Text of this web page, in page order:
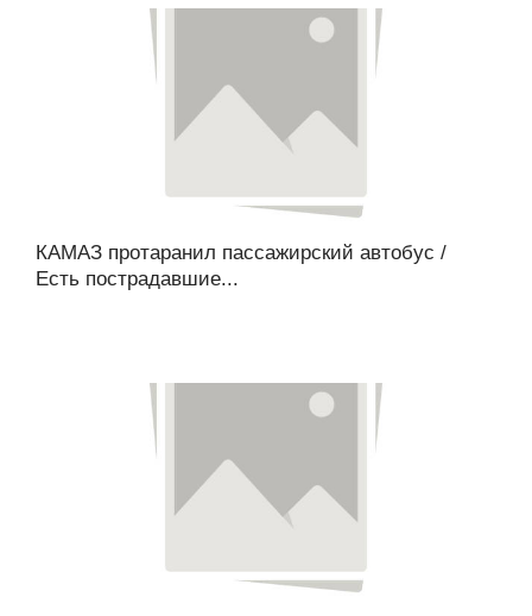
КАМАЗ протаранил пассажирский автобус /
Есть пострадавшие...